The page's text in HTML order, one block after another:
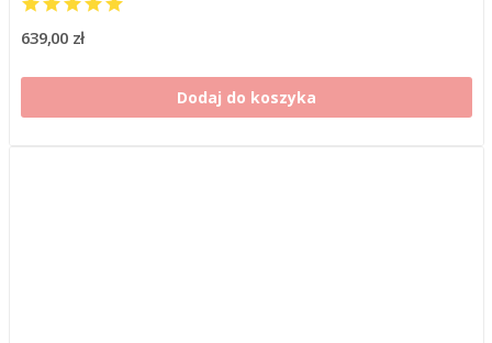
639,00 zł
Dodaj do koszyka